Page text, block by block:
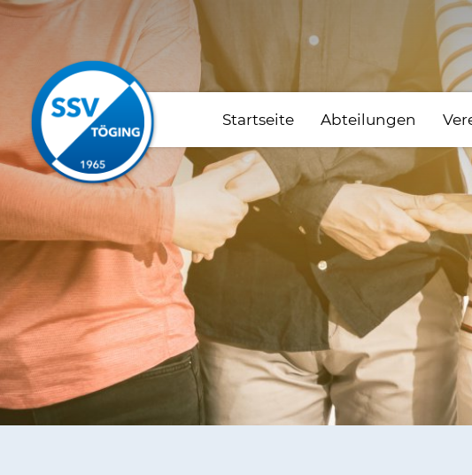
Startseite Abteilungen